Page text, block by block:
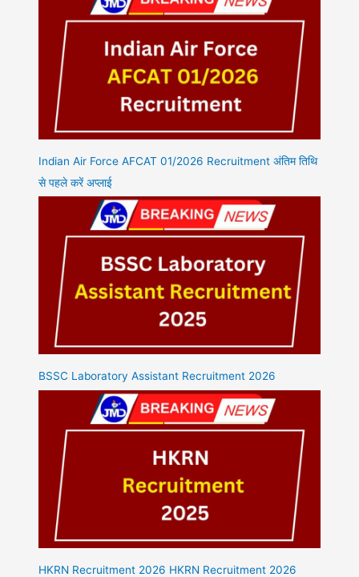
Indian Air Force AFCAT 01/2026 Recruitment अंतिम तिथि
से पहले करें अप्लाई
BSSC Laboratory Assistant Recruitment 2026
HKRN Recruitment 2026 HKRN Recruitment 2026